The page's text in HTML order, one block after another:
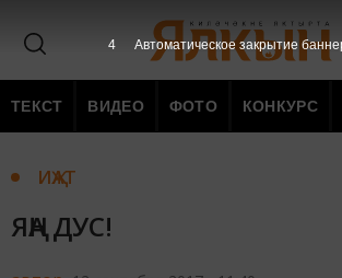
ТЕКСТ ВИДЕО ФОТО КОНКУРС
ИҖАТ
ЯҢА ДУС!
3 Автоматическое закрытие